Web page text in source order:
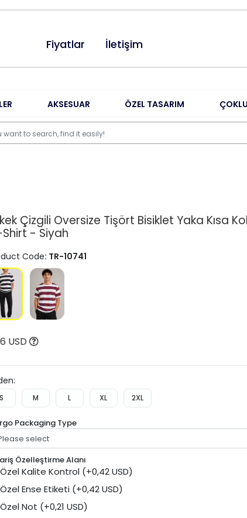
Fiyatlar İletişim
AKSESUAR ÖZEL TASARIM
Çizgili Oversize Tişört Bisiklet Yaka Kısa
- Siyah
Code: TR-10741
USD
S M L XL 2XL
Packaging Type
Özelleştirme Alanı
Özel Kalite Kontrol (+0,42 USD)
Özel Ense Etiketi (+0,42 USD)
Özel Not (+0,21 USD)